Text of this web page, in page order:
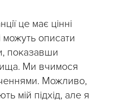
це має цінні
можуть описати
показавши
Ми вчимося
Можливо,
мій підхід, але я